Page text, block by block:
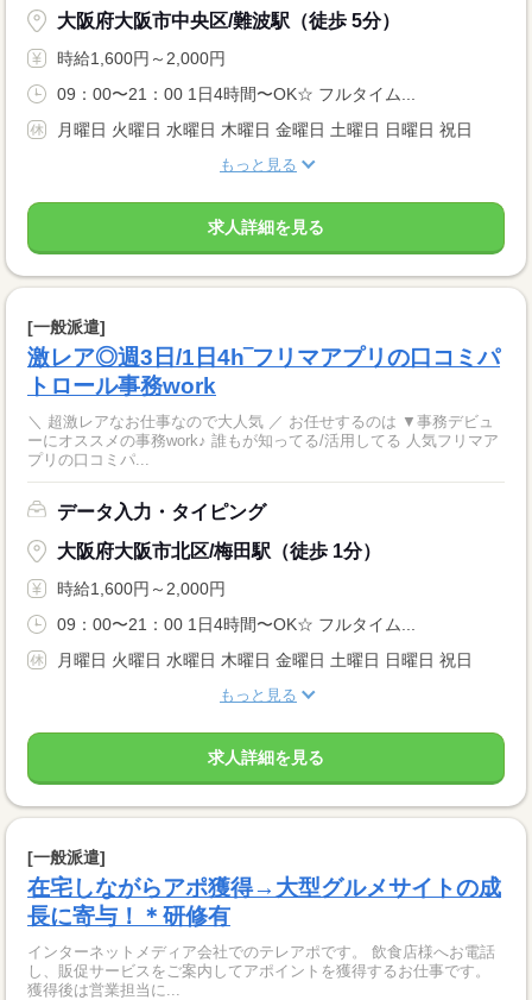
大阪府大阪市中央区/難波駅（徒歩 5分）
時給1,600円～2,000円
09：00〜21：00 1日4時間〜OK☆ フルタイム...
月曜日 火曜日 水曜日 木曜日 金曜日 土曜日 日曜日 祝日
もっと見る
求人詳細を見る
[一般派遣]
激レア◎週3日/1日4h‾フリマアプリの口コミパ
トロール事務work
＼ 超激レアなお仕事なので大人気 ／ お任せするのは ▼事務デビュ
ーにオススメの事務work♪ 誰もが知ってる/活用してる 人気フリマア
プリの口コミパ...
データ入力・タイピング
大阪府大阪市北区/梅田駅（徒歩 1分）
時給1,600円～2,000円
09：00〜21：00 1日4時間〜OK☆ フルタイム...
月曜日 火曜日 水曜日 木曜日 金曜日 土曜日 日曜日 祝日
もっと見る
求人詳細を見る
[一般派遣]
在宅しながらアポ獲得→大型グルメサイトの成
長に寄与！＊研修有
インターネットメディア会社でのテレアポです。 飲食店様へお電話
し、販促サービスをご案内してアポイントを獲得するお仕事です。
獲得後は営業担当に...